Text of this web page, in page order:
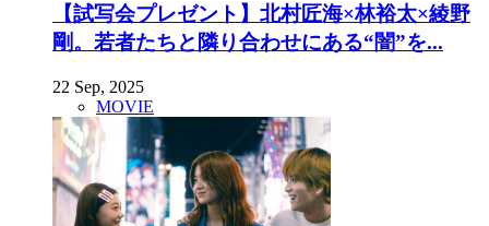
【試写会プレゼント】北村匠海×林裕太×綾野
剛。若者たちと隣り合わせにある“闇”を...
22 Sep, 2025
MOVIE